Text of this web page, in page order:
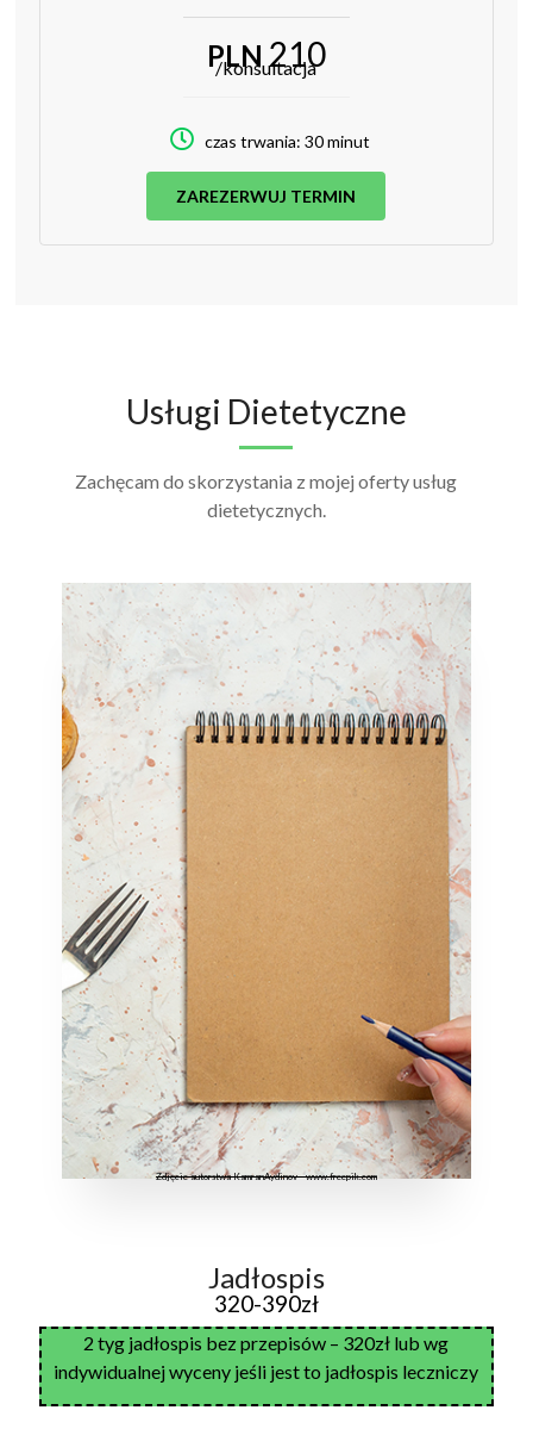
PLN 210
/konsultacja
czas trwania: 30 minut
ZAREZERWUJ TERMIN
Usługi Dietetyczne
Zachęcam do skorzystania z mojej oferty usług
dietetycznych.
Zdjęcie autorstwa KamranAydinov - www.freepik.com
Jadłospis
320-390zł
2 tyg jadłospis bez przepisów – 320zł lub wg
indywidualnej wyceny jeśli jest to jadłospis leczniczy